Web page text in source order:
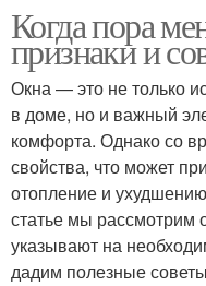
Когда пора
признаки и
Окна — это не только
в доме, но и важный
комфорта. Однако со
свойства, что может
отопление и
статье мы рассмотрим
указывают на
дадим полезные